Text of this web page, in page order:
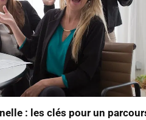
: les clés pour un